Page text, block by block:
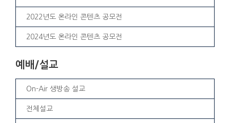
2022년도 온라인 콘텐츠 공모전
2024년도 온라인 콘텐츠 공모전
예배/설교
On-Air 생방송 설교
전체설교